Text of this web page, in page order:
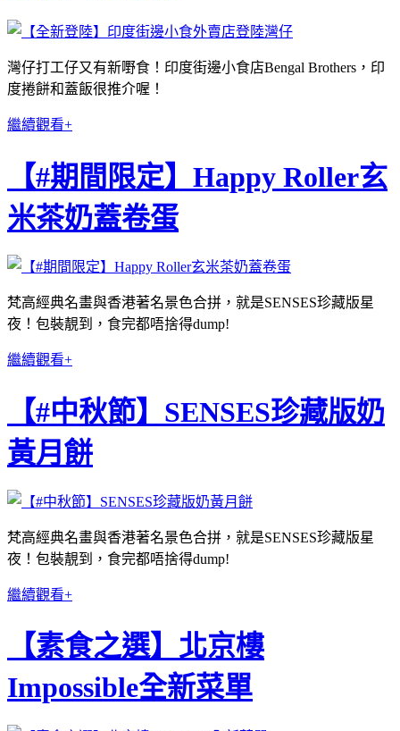
灣仔打工仔又有新嘢食！印度街邊小食店Bengal Brothers，印
度捲餅和蓋飯很推介喔！
繼續觀看+
【#期間限定】Happy Roller玄
米茶奶蓋卷蛋
梵高經典名畫與香港著名景色合拼，就是SENSES珍藏版星
夜！包裝靚到，食完都唔捨得dump!
繼續觀看+
【#中秋節】SENSES珍藏版奶
黃月餅
梵高經典名畫與香港著名景色合拼，就是SENSES珍藏版星
夜！包裝靚到，食完都唔捨得dump!
繼續觀看+
【素食之選】北京樓
Impossible全新菜單